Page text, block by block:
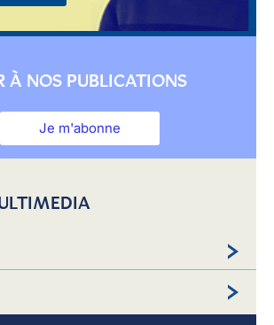
À NOS PUBLICATIONS
Je m'abonne